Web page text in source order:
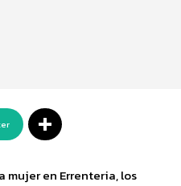
mujer en Errenteria, los